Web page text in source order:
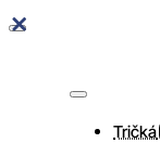
Tričká